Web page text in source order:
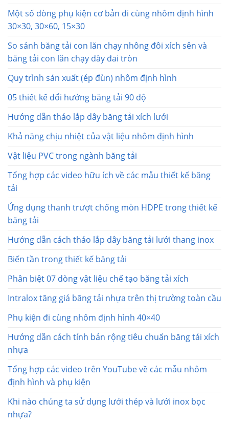
Một số dòng phụ kiện cơ bản đi cùng nhôm định hình
30×30, 30×60, 15×30
So sánh băng tải con lăn chạy nhông đôi xích sên và
băng tải con lăn chạy dây đai tròn
Quy trình sản xuất (ép đùn) nhôm định hình
05 thiết kế đổi hướng băng tải 90 độ
Hướng dẫn tháo lắp dây băng tải xích lưới
Khả năng chịu nhiệt của vật liệu nhôm định hình
Vật liệu PVC trong ngành băng tải
Tổng hợp các video hữu ích về các mẫu thiết kế băng
tải
Ứng dụng thanh trượt chống mòn HDPE trong thiết kế
băng tải
Hướng dẫn cách tháo lắp dây băng tải lưới thang inox
Biến tần trong thiết kế băng tải
Phân biệt 07 dòng vật liệu chế tạo băng tải xích
Intralox tăng giá băng tải nhựa trên thị trường toàn cầu
Phụ kiện đi cùng nhôm định hình 40×40
Hướng dẫn cách tính bản rộng tiêu chuẩn băng tải xích
nhựa
Tổng hợp các video trên YouTube về các mẫu nhôm
định hình và phụ kiện
Khi nào chúng ta sử dụng lưới thép và lưới inox bọc
nhựa?